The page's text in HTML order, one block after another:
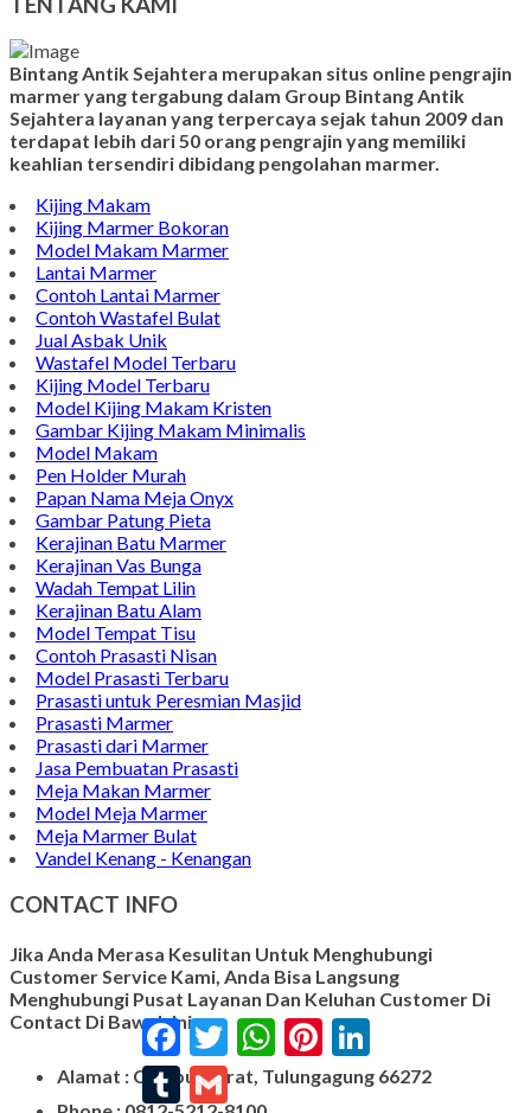
Bintang Antik Sejahtera merupakan situs online pengrajin
marmer yang tergabung dalam Group Bintang Antik
Sejahtera layanan yang terpercaya sejak tahun 2009 dan
terdapat lebih dari 50 orang pengrajin yang memiliki
keahlian tersendiri dibidang pengolahan marmer.
Kijing Makam
Kijing Marmer Bokoran
Model Makam Marmer
Lantai Marmer
Contoh Lantai Marmer
Contoh Wastafel Bulat
Jual Asbak Unik
Wastafel Model Terbaru
Kijing Model Terbaru
Model Kijing Makam Kristen
Gambar Kijing Makam Minimalis
Model Makam
Pen Holder Murah
Papan Nama Meja Onyx
Gambar Patung Pieta
Kerajinan Batu Marmer
Kerajinan Vas Bunga
Wadah Tempat Lilin
Kerajinan Batu Alam
Model Tempat Tisu
Contoh Prasasti Nisan
Model Prasasti Terbaru
Prasasti untuk Peresmian Masjid
Prasasti Marmer
Prasasti dari Marmer
Jasa Pembuatan Prasasti
Meja Makan Marmer
Model Meja Marmer
Meja Marmer Bulat
Vandel Kenang - Kenangan
CONTACT INFO
Jika Anda Merasa Kesulitan Untuk Menghubungi
Customer Service Kami, Anda Bisa Langsung
Menghubungi Pusat Layanan Dan Keluhan Customer Di
Contact Di Bawah Ini
Alamat : Campurdarat, Tulungagung 66272
FacebookTwitterWhatsAppPinterest
TumblrGmail